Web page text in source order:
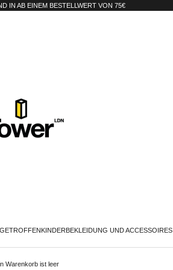
IN AB EINEM BESTELLWERT VON 75€
London.De
KINDER BEKLEIDUNG UND ACCESSOIRES
Warenkorb ist leer